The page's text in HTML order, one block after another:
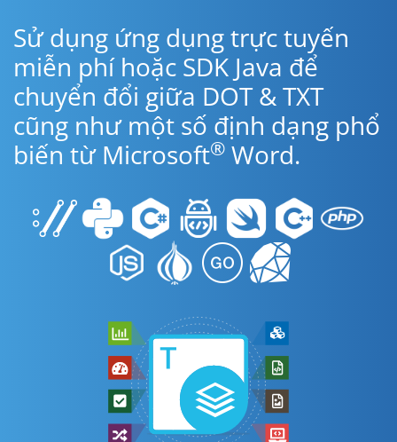
Sử dụng ứng dụng trực tuyến
miễn phí hoặc SDK Java để
chuyển đổi giữa DOT & TXT
cũng như một số định dạng phổ
biến từ Microsoft® Word.